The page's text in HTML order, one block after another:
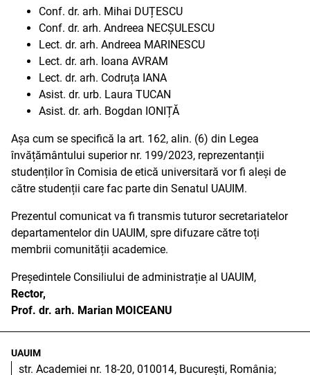
Conf. dr. arh. Mihai DUȚESCU
Conf. dr. arh. Andreea NECȘULESCU
Lect. dr. arh. Andreea MARINESCU
Lect. dr. arh. Ioana AVRAM
Lect. dr. arh. Codruța IANA
Asist. dr. urb. Laura TUCAN
Asist. dr. arh. Bogdan IONIȚĂ
Așa cum se specifică la art. 162, alin. (6) din Legea
învățământului superior nr. 199/2023, reprezentanții
studenților în Comisia de etică universitară vor fi aleși de
către studenții care fac parte din Senatul UAUIM.
Prezentul comunicat va fi transmis tuturor secretariatelor
departamentelor din UAUIM, spre difuzare către toți
membrii comunității academice.
Președintele Consiliului de administrație al UAUIM,
Rector,
Prof. dr. arh. Marian MOICEANU
UAUIM
str. Academiei nr. 18-20, 010014, București, România;